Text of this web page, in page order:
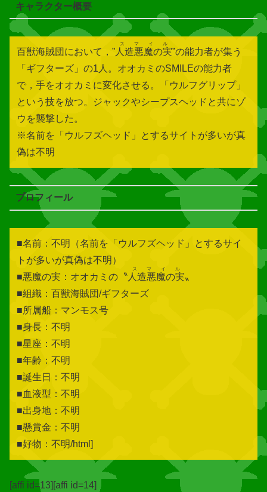
キャラクター概要
百獣海賊団において，” 人造悪魔の実
スマイル
”の能力者が集う
「ギフターズ」の1人。オオカミのSMILEの能力者
で，手をオオカミに変化させる。「ウルフグリップ」
という技を放つ。ジャックやシープスヘッドと共にゾ
ウを襲撃した。
※名前を「ウルフズヘッド」とするサイトが多いが真
偽は不明
プロフィール
■名前：不明（名前を「ウルフズヘッド」とするサイ
トが多いが真偽は不明）
■悪魔の実：オオカミの〝 人造悪魔の実
スマイル
〟
■組織：百獣海賊団/ギフターズ
■所属船：マンモス号
■身長：不明
■星座：不明
■年齢：不明
■誕生日：不明
■血液型：不明
■出身地：不明
■懸賞金：不明
■好物：不明/html]
[affi id=13][affi id=14]